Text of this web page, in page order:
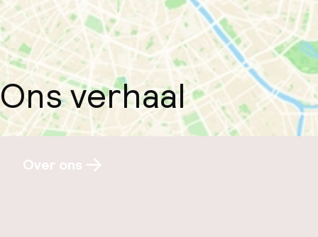
Ons verhaal
Over ons